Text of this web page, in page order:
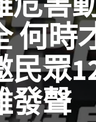
何時
民眾
發聲